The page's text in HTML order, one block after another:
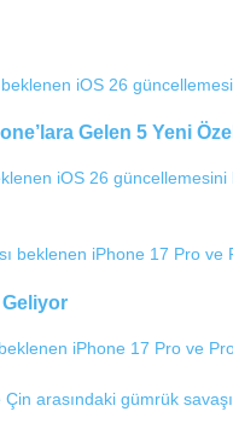
Gelen 5 Yeni
iOS 26 güncellemesini
beklenen iPhone 17 Pro ve